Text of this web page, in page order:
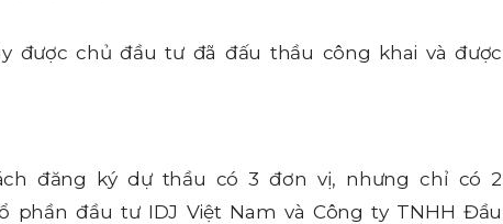
được chủ đầu tư đã đấu thầu công khai và được
đăng ký dự thầu có 3 đơn vị, nhưng chỉ có 2
phần đầu tư IDJ Việt Nam và Công ty TNHH Đầu